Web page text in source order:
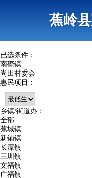
蕉岭
已选条件：
南磜镇
尚田村委会
惠民项目：
乡镇/街道办：
全部
蕉城镇
新铺镇
长潭镇
三圳镇
文福镇
广福镇